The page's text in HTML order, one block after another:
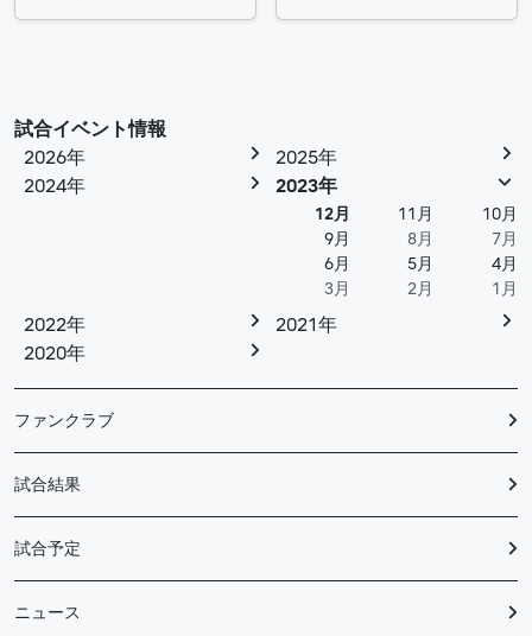
試合イベント情報
2026年
2025年
2024年
2023年
12月 11月
10月
9月
8月
7月
6月
5月
4月
3月
2月 1月
2022年
2021年
2020年
ファンクラブ
試合結果
試合予定
ニュース